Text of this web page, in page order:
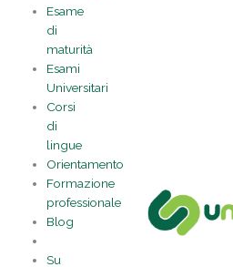
Esame
di
maturità
Esami
Universitari
Corsi
di
lingue
Orientamento
Formazione
professionale
Blog
Su